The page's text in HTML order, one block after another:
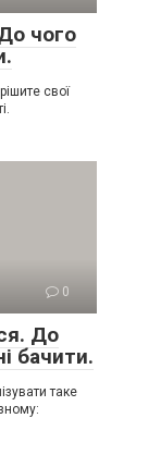
чого
свої
0
До
бачити.
таке